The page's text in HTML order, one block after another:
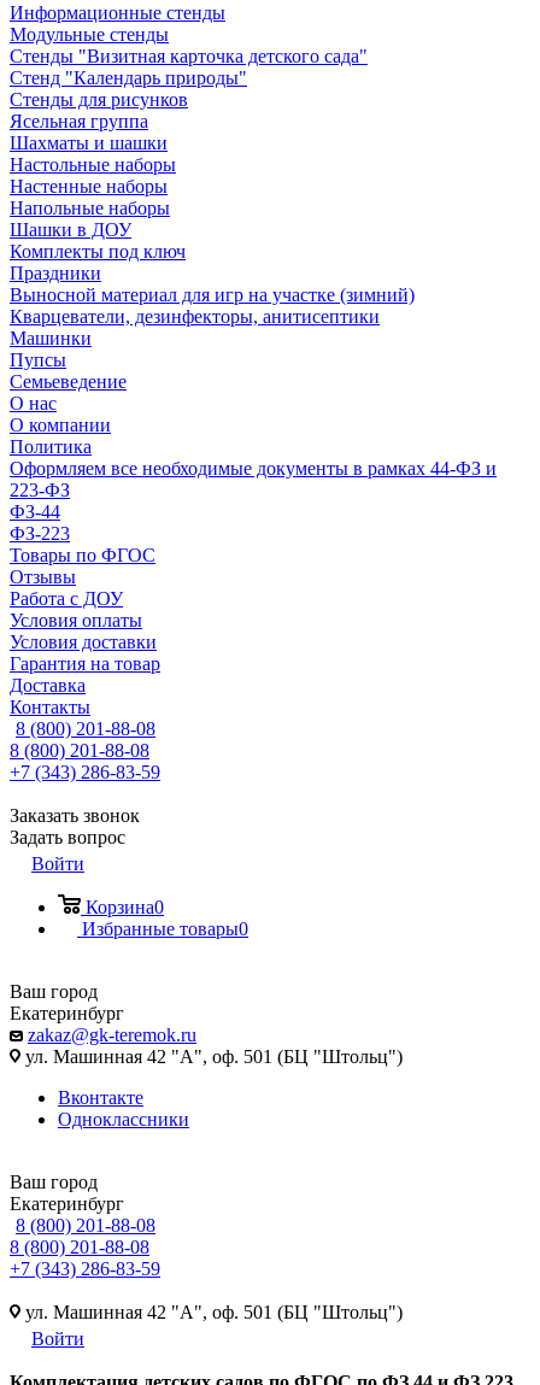
Информационные стенды
Модульные стенды
Стенды "Визитная карточка детского сада"
Стенд "Календарь природы"
Стенды для рисунков
Ясельная группа
Шахматы и шашки
Настольные наборы
Настенные наборы
Напольные наборы
Шашки в ДОУ
Комплекты под ключ
Праздники
Выносной материал для игр на участке (зимний)
Кварцеватели, дезинфекторы, анитисептики
Машинки
Пупсы
Семьеведение
О нас
О компании
Политика
Оформляем все необходимые документы в рамках 44-ФЗ и
223-ФЗ
ФЗ-44
ФЗ-223
Товары по ФГОС
Отзывы
Работа с ДОУ
Условия оплаты
Условия доставки
Гарантия на товар
Доставка
Контакты
8 (800) 201-88-08
8 (800) 201-88-08
+7 (343) 286-83-59
Заказать звонок
Задать вопрос
Войти
Корзина0
Избранные товары0
Ваш город
Екатеринбург
zakaz@gk-teremok.ru
ул. Машинная 42 "А", оф. 501 (БЦ "Штольц")
Вконтакте
Одноклассники
Ваш город
Екатеринбург
8 (800) 201-88-08
8 (800) 201-88-08
+7 (343) 286-83-59
ул. Машинная 42 "А", оф. 501 (БЦ "Штольц")
Войти